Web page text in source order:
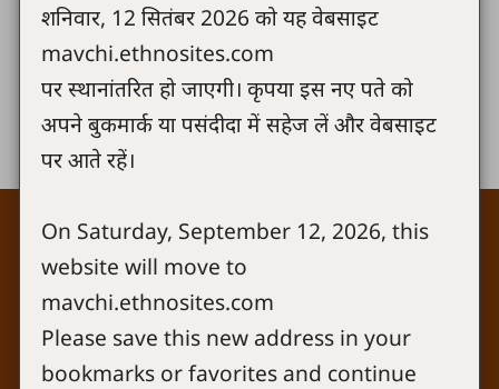
Share
Footer
Contact
Copyright
Site map
Privacy policy
Cookie settings
Log in
शनिवार, 12 सितंबर 2026 को यह वेबसाइट
mavchi.ethnosites.com
पर स्थानांतरित हो जाएगी। कृपया इस नए पते को
अपने बुकमार्क या पसंदीदा में सहेज लें और वेबसाइट
पर आते रहें।
On Saturday, September 12, 2026, this
website will move to
mavchi.ethnosites.com
Please save this new address in your
bookmarks or favorites and continue